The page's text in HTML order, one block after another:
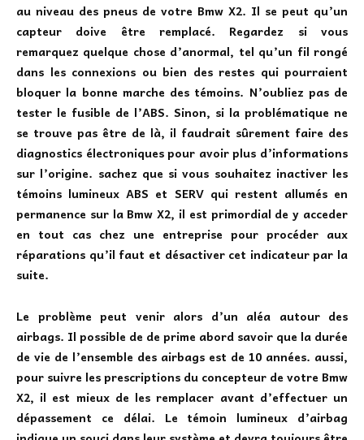
au niveau des pneus de votre Bmw X2. Il se peut qu’un
capteur doive être remplacé. Regardez si vous
remarquez quelque chose d’anormal, tel qu’un fil rongé
dans les connexions ou bien des restes qui pourraient
bloquer la bonne marche des témoins. N’oubliez pas de
tester le fusible de l’ABS. Sinon, si la problématique ne
se trouve pas être de là, il faudrait sûrement faire des
diagnostics électroniques pour avoir plus d’informations
sur l’origine. sachez que si vous souhaitez inactiver les
témoins lumineux ABS et SERVqui restent allumés en
permanence sur la Bmw X2, il est primordial de y acceder
en tout cas chez une entreprise pour procéder aux
réparations qu’il faut et désactiver cet indicateur par la
suite.
Le problème peut venir alors d’un aléa autour des
airbags. Il possible de de prime abord savoir que la durée
de vie de l’ensemble des airbags est de 10 années. aussi,
pour suivre les prescriptions du concepteur de votre Bmw
X2, il est mieux de les remplacer avant d’effectuer un
dépassement ce délai. Le témoin lumineux d’airbag